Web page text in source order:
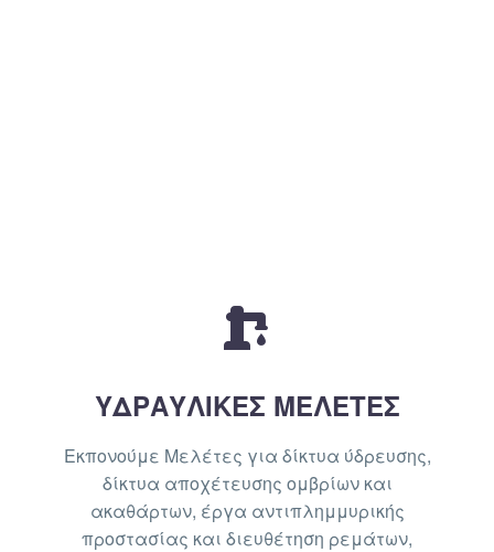


ΥΔΡΑΥΛΙΚΕΣ ΜΕΛΕΤΕΣ
Εκπονούμε Μελέτες για δίκτυα ύδρευσης,
δίκτυα αποχέτευσης ομβρίων και
ακαθάρτων, έργα αντιπλημμυρικής
προστασίας και διευθέτηση ρεμάτων,